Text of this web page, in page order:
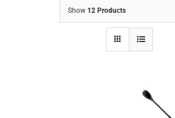
Show 12 Products